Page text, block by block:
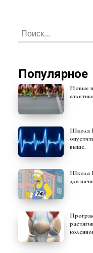
Популярное
Новые правила спортивной обуви в легкой
Школа Бега СкиРан. Ответы на вопросы. Как
выше.
Школа Бега Скиран: с чего начинать бегать? Тест
для
Программа разработки, укрепления и